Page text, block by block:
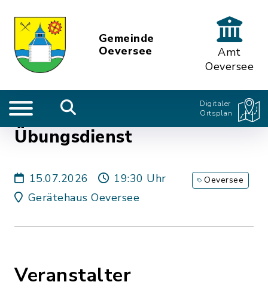
Gemeinde
Oeversee
Amt
Oeversee
Digitaler
Ortsplan
Übungsdienst
15.07.2026
19:30 Uhr
Gerätehaus Oeversee
Oeversee
Veranstalter